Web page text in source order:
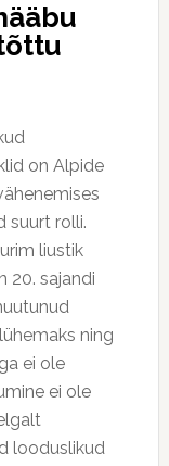
on Alpide
suurt rolli.
liustik
20. sajandi
ning
ei ole
ei ole
looduslikud